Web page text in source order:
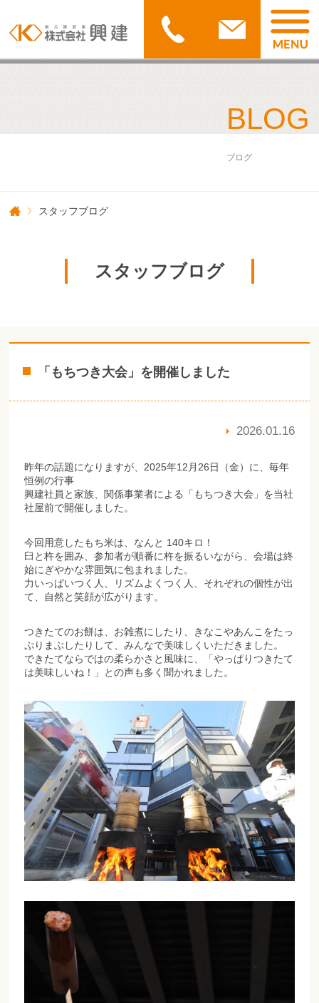
BLOG
ブログ
スタッフブログ
スタッフブログ
「もちつき大会」を開催しました
2026.01.16
昨年の話題になりますが、2025年12月26日（金）に、毎年
恒例の行事
興建社員と家族、関係事業者による「もちつき大会」を当社
社屋前で開催しました。
今回用意したもち米は、なんと 140キロ！
臼と杵を囲み、参加者が順番に杵を振るいながら、会場は終
始にぎやかな雰囲気に包まれました。
力いっぱいつく人、リズムよくつく人、それぞれの個性が出
て、自然と笑顔が広がります。
つきたてのお餅は、お雑煮にしたり、きなこやあんこをたっ
ぷりまぶしたりして、みんなで美味しくいただきました。
できたてならではの柔らかさと風味に、「やっぱりつきたて
は美味しいね！」との声も多く聞かれました。